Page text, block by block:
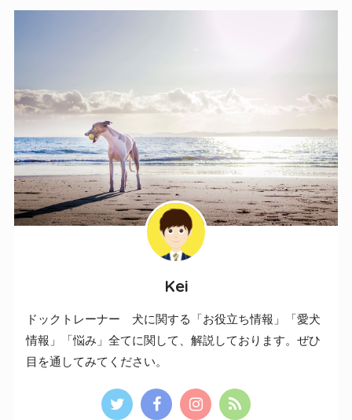
Kei
ドックトレーナー 犬に関する「お役立ち情報」「愛犬
情報」「悩み」全てに関して、解説しております。ぜひ
目を通してみてください。